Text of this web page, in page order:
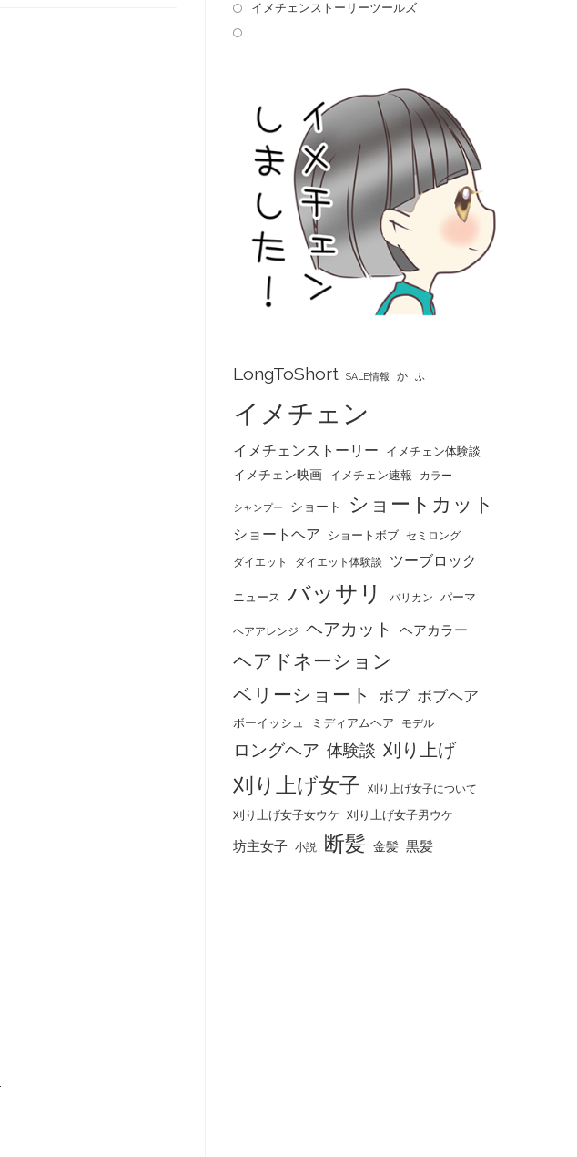
イメチェンストーリーツールズ
LongToShort SALE情報 か ふ
イメチェン
イメチェンストーリー イメチェン体験談
イメチェン映画 イメチェン速報 カラー
シャンプー ショート ショートカット
ショートヘア ショートボブ セミロング
ダイエット ダイエット体験談 ツーブロック
ニュース バッサリ バリカン パーマ
ヘアアレンジ ヘアカット ヘアカラー
ヘアドネーション
ベリーショート
ボブ ボブヘア
ボーイッシュ ミディアムヘア モデル
ロングヘア 体験談 刈り上げ
刈り上げ女子 刈り上げ女子について
刈り上げ女子女ウケ 刈り上げ女子男ウケ
坊主女子 小説 断髪 金髪 黒髪